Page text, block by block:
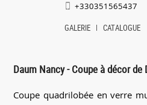
+330351565437
GALERIE CATALOGUE
Daum Nancy - Coupe à décor de
Coupe quadrilobée en verre